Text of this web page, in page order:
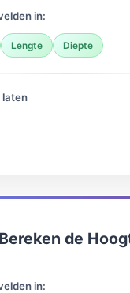
in:
Lengte Diepte
laten
Bereken de
in: